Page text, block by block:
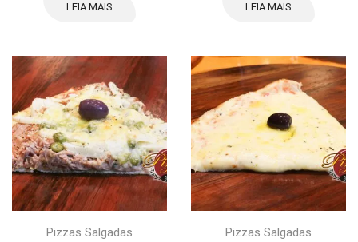
LEIA MAIS LEIA MAIS
Pizzas Salgadas Pizzas Salgadas